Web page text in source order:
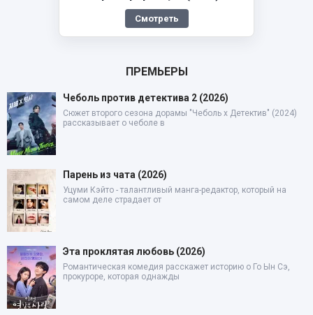
Смотреть
ПРЕМЬЕРЫ
Чеболь против детектива 2 (2026)
Сюжет второго сезона дорамы "Чеболь x Детектив" (2024)
рассказывает о чеболе в
Парень из чата (2026)
Уцуми Кэйто - талантливый манга-редактор, который на
самом деле страдает от
Эта проклятая любовь (2026)
Романтическая комедия расскажет историю о Го Ын Сэ,
прокуроре, которая однажды